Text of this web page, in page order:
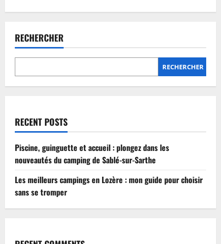
en
Lozère
:
mon
choisir
sans
RECHERCHER
RECHERCHER
RECENT POSTS
Piscine, guinguette et accueil : plongez dans les
nouveautés du camping de Sablé-sur-Sarthe
Les meilleurs campings en Lozère : mon guide pour choisir
sans se tromper